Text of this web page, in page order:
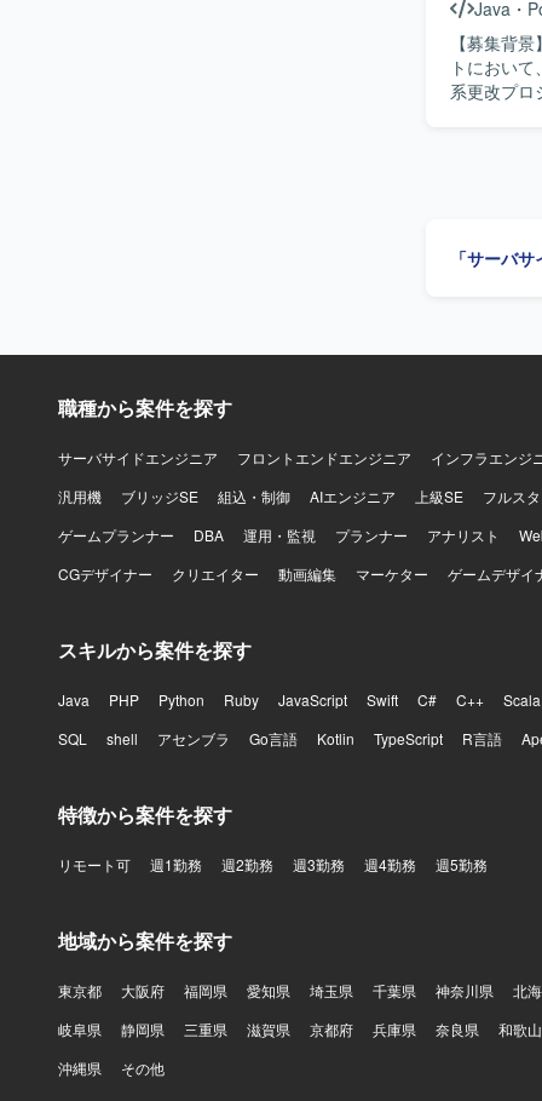
ります。
Java ・
【募集背
トにおいて
系更改プロ
がら課題を整
流から関与
Java、
「サーバ
職種から案件を探す
サーバサイドエンジニア フロントエンドエンジニア
インフラエンジ
汎用機
ブリッジSE 組込・制御 AIエンジニア 上級SE
フルス
ゲームプランナー
DBA 運用・監視 プランナー アナリスト
CGデザイナー
クリエイター 動画編集 マーケター ゲームデザイ
スキルから案件を探す
Java PHP Python Ruby JavaScript Swift C# C++
Scala
SQL
shell アセンブラ Go言語 Kotlin TypeScript R言語
特徴から案件を探す
リモート可 週1勤務 週2勤務 週3勤務 週4勤務 週5勤務
地域から案件を探す
東京都 大阪府 福岡県 愛知県 埼玉県 千葉県 神奈川県
北
岐阜県
静岡県 三重県 滋賀県 京都府 兵庫県 奈良県
和歌
沖縄県
その他